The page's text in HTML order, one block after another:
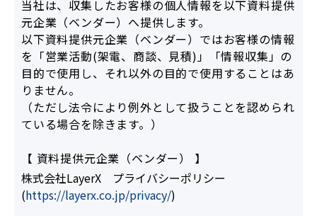
当社は、収集したお客様の個人情報を以下資料提供
元企業（ベンダー）へ提供します。
以下資料提供元企業（ベンダー）ではお客様の情報
を「営業活動(架電、商談、見積)」「情報収集」の
目的で使用し、それ以外の目的で使用することはあ
りません。
（ただし法令により例外として扱うことを認められ
ている場合を除きます。）
【 資料提供元企業（ベンダー） 】
株式会社LayerX プライバシーポリシー
(https://layerx.co.jp/privacy/)